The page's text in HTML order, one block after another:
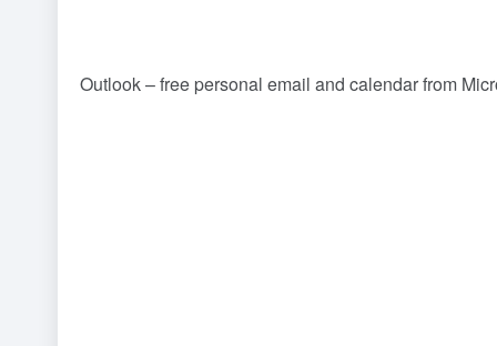
Outlook – free personal email and calendar from